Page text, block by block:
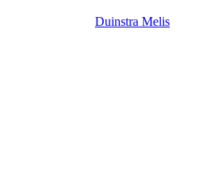
Duinstra Melis